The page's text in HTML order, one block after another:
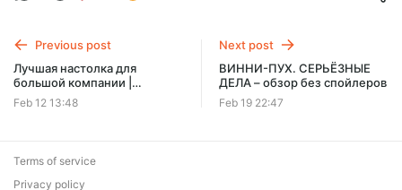
Previous post
Лучшая настолка для
большой компании |
ТАЙНЫЙ РИТУАЛ vs
ПИСЬМА ПРИЗРАКА – что
Feb 12 13:48
Next post
ВИННИ-ПУХ. СЕРЬЁЗНЫЕ
ДЕЛА – обзор без спойлеров
Feb 19 22:47
Terms of service
Privacy policy